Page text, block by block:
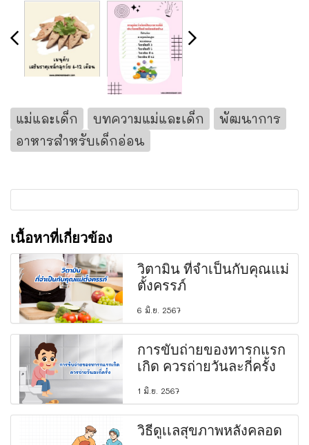
แม่และเด็ก บทความแม่และเด็ก
พัฒนาการ
อาหารสำหรับเด็กอ่อน
เนื้อหาที่เกี่ยวข้อง
วิตามิน ที่จำเป็นกับคุณแม่
ตั้งครรภ์
6 มิ.ย. 2567
การขับถ่ายของทารกแรก
เกิด ควรถ่ายวันละกี่ครั้ง
1 มิ.ย. 2567
วิธีดูเเลสุขภาพหลังคลอด